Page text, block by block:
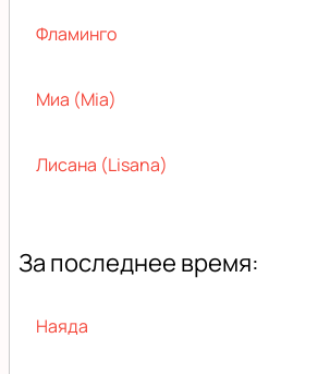
Фламинго
Миа (Mia)
Лисана (Lisana)
За последнее время:
Наяда